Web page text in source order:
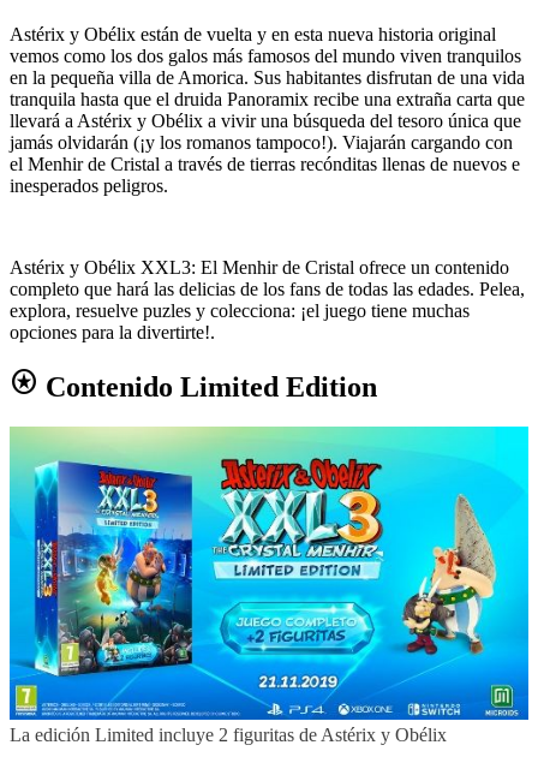
Astérix y Obélix están de vuelta y en esta nueva historia original
vemos como los dos galos más famosos del mundo viven tranquilos
en la pequeña villa de Amorica. Sus habitantes disfrutan de una vida
tranquila hasta que el druida Panoramix recibe una extraña carta que
llevará a Astérix y Obélix a vivir una búsqueda del tesoro única que
jamás olvidarán (¡y los romanos tampoco!). Viajarán cargando con
el Menhir de Cristal a través de tierras recónditas llenas de nuevos e
inesperados peligros.
Astérix y Obélix XXL3: El Menhir de Cristal ofrece un contenido
completo que hará las delicias de los fans de todas las edades. Pelea,
explora, resuelve puzles y colecciona: ¡el juego tiene muchas
opciones para la divertirte!.
stars Contenido Limited Edition
La edición Limited incluye 2 figuritas de Astérix y Obélix